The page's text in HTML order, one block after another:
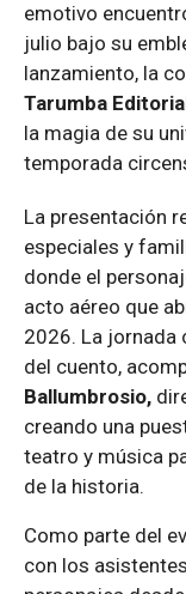
emotivo
julio bajo su
lanzamiento, la
Tarumba
la magia de su
temporada
La presentación
especiales y
donde el
acto aéreo que
2026. La jornada
del cuento,
Ballumbrosio,
creando una
teatro y música
de la historia.
Como parte del
con los